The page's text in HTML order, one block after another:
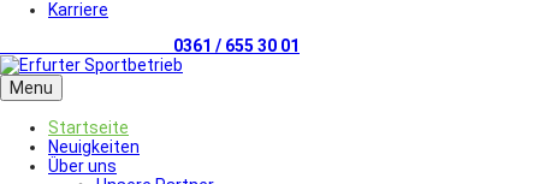
Karriere
0361 / 655 30 01
Menu
Startseite
Neuigkeiten
Über uns